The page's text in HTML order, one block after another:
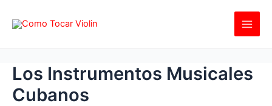
Los Instrumentos Musicales
Cubanos